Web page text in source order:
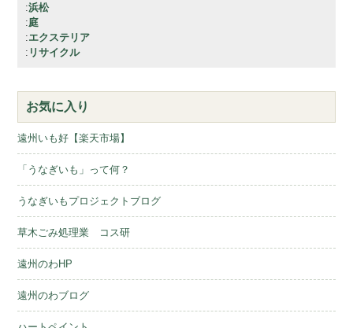
:浜松
:庭
:エクステリア
: リサイクル
お気に入り
遠州いも好【楽天市場】
「うなぎいも」って何？
うなぎいもプロジェクトブログ
草木ごみ処理業 コス研
遠州のわHP
遠州のわブログ